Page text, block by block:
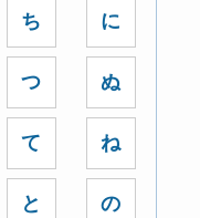
ち
つ
て
と
に
ぬ
ね
の